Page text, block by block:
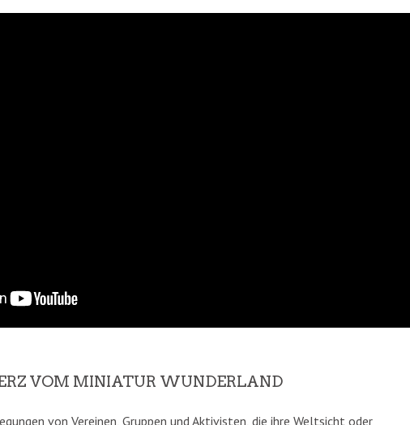
VOM MINIATUR WUNDERLAND
von Vereinen, Gruppen und Aktivisten, die ihre Weltsicht oder